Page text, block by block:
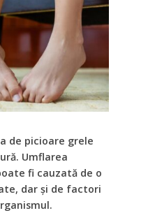
de picioare grele
Umflarea
fi cauzată de o
dar și de factori